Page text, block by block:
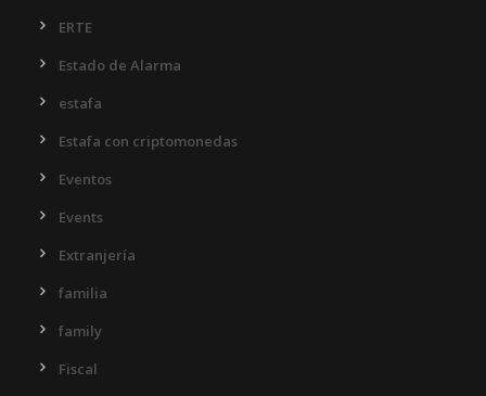
ERTE
Estado de Alarma
estafa
Estafa con criptomonedas
Eventos
Events
Extranjería
familia
family
Fiscal